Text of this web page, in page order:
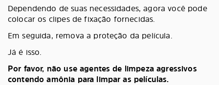
Dependendo de suas necessidades, agora você pode
colocar os clipes de fixação fornecidas.
Em seguida, remova a proteção da película.
Já é isso.
Por favor, não use agentes de limpeza agressivos
contendo amônia para limpar as películas.